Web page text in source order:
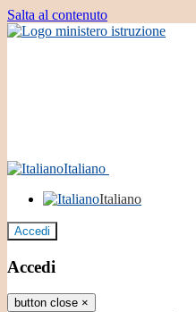
Salta al contenuto
Italiano
Italiano
Accedi
Accedi
button close ×